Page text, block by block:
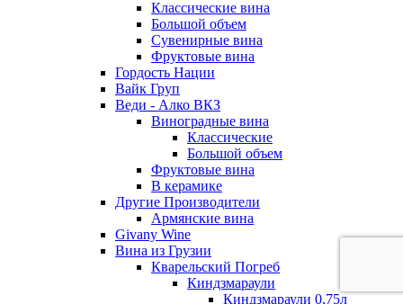
Классические вина
Большой объем
Сувенирные вина
Фруктовые вина
Гордость Нации
Вайк Груп
Веди - Алко ВКЗ
Виноградные вина
Классические
Большой объем
Фруктовые вина
В керамике
Другие Производители
Армянские вина
Givany Wine
Вина из Грузии
Кварельский Погреб
Киндзмараули
Киндзмараули 0,75л